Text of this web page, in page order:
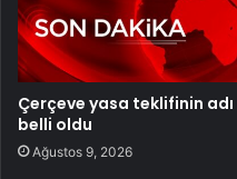
Çerçeve yasa teklifinin adı
belli oldu
Ağustos 9, 2026